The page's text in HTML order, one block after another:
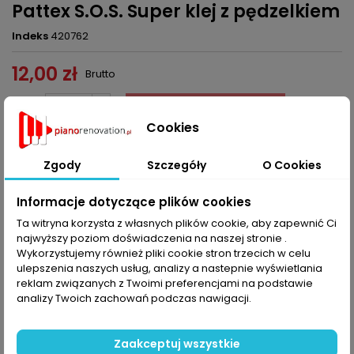
Pattex S.O.S. Super klej z pędzelkiem
Indeks 420762
12,00 zł Brutto
Ilość
Ten produkt nie jest już dostępny w sprzedaży.
Udostępnij
OPIS SZCZEGÓŁY PRODUKTU
Pattex S.O.S. Super klej z pędzelkiem
KOMENTARZE (0) Oceń
Na razie nie dodano żadnej recenzji.
Cookies
Zgody Szczegóły O Cookies
Informacje dotyczące plików cookies
Ta witryna korzysta z własnych plików cookie, aby zapewnić Ci
najwyższy poziom doświadczenia na naszej stronie .
Wykorzystujemy również pliki cookie stron trzecich w celu
ulepszenia naszych usług, analizy a nastepnie wyświetlania
reklam związanych z Twoimi preferencjami na podstawie
analizy Twoich zachowań podczas nawigacji.
Zaakceptuj wszystkie